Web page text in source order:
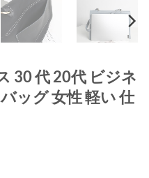
30 代 20代 ビジネ
ッグ 女性 軽い 仕